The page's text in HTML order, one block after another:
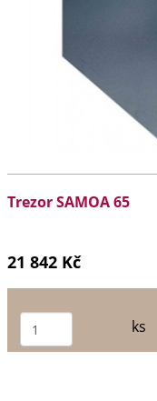
Trezor SAMOA 65
21 842 Kč
ks